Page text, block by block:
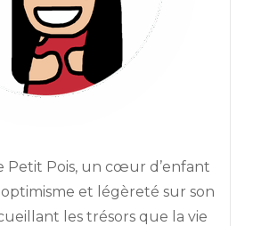
Petit Pois, un cœur d’enfant
et légèreté sur son
les trésors que la vie